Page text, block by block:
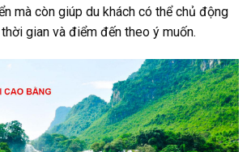
mà còn giúp du khách có thể chủ động
gian và điểm đến theo ý muốn.